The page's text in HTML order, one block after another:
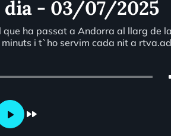
dia - 03/07/2025
ha passat a Andorra al llarg de
i t`ho servim cada nit a rtva.ad
play_arrow fast_forward